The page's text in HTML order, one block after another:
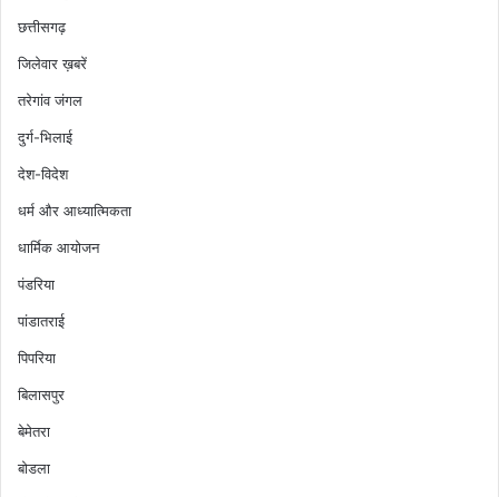
छत्तीसगढ़
जिलेवार ख़बरें
तरेगांव जंगल
दुर्ग-भिलाई
देश-विदेश
धर्म और आध्यात्मिकता
धार्मिक आयोजन
पंडरिया
पांडातराई
पिपरिया
बिलासपुर
बेमेतरा
बोडला